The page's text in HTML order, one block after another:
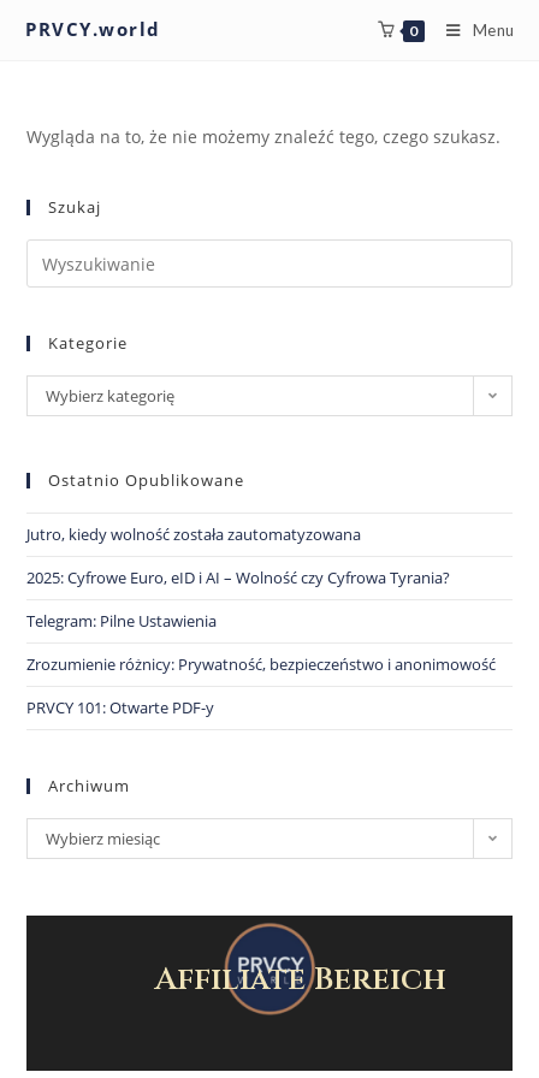
PRVCY.world 0 Menu
Wygląda na to, że nie możemy znaleźć tego, czego szukasz.
Szukaj
Kategorie
Wybierz kategorię
Ostatnio Opublikowane
Jutro, kiedy wolność została zautomatyzowana
2025: Cyfrowe Euro, eID i AI – Wolność czy Cyfrowa Tyrania?
Telegram: Pilne Ustawienia
Zrozumienie różnicy: Prywatność, bezpieczeństwo i anonimowość
PRVCY 101: Otwarte PDF-y
Archiwum
Wybierz miesiąc
Affiliate Bereich